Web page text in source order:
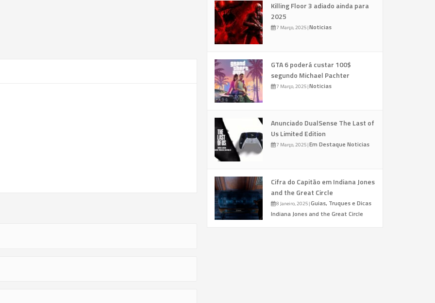
Killing Floor 3 adiado ainda para
2025
7 Março, 2025|Noticias
GTA 6 poderá custar 100$
segundo Michael Pachter
7 Março, 2025|Noticias
Anunciado DualSense The Last of
Us Limited Edition
7 Março, 2025|Em Destaque Noticias
Cifra do Capitão em Indiana Jones
and the Great Circle
8 Janeiro, 2025|Guias, Truques e Dicas
Indiana Jones and the Great Circle